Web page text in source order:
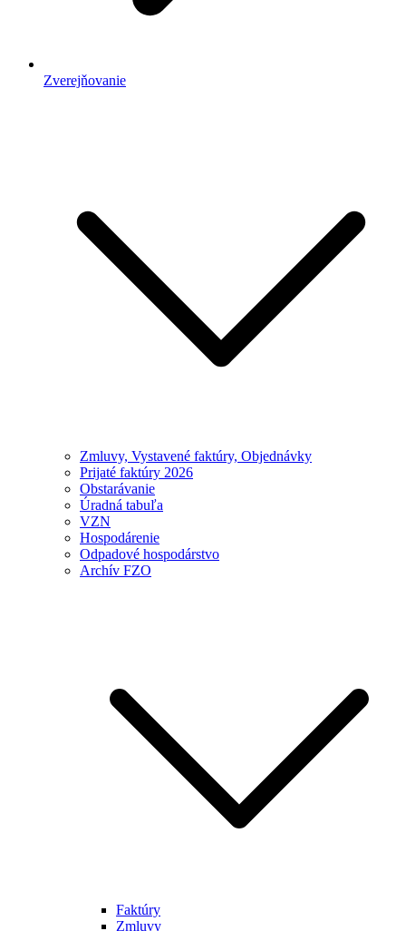
Zverejňovanie
Zmluvy, Vystavené faktúry, Objednávky
Prijaté faktúry 2026
Obstarávanie
Úradná tabuľa
VZN
Hospodárenie
Odpadové hospodárstvo
Archív FZO
Faktúry
Zmluvy